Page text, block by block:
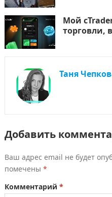
Мой
торговли,
Таня
Добавить
Ваш адрес email не будет
помечены *
Комментарий *